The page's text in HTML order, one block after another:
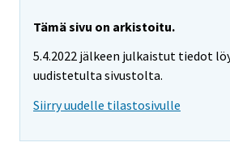
Tämä sivu on arkistoitu.
5.4.2022 jälkeen julkaistut tiedot
uudistetulta sivustolta.
Siirry uudelle tilastosivulle